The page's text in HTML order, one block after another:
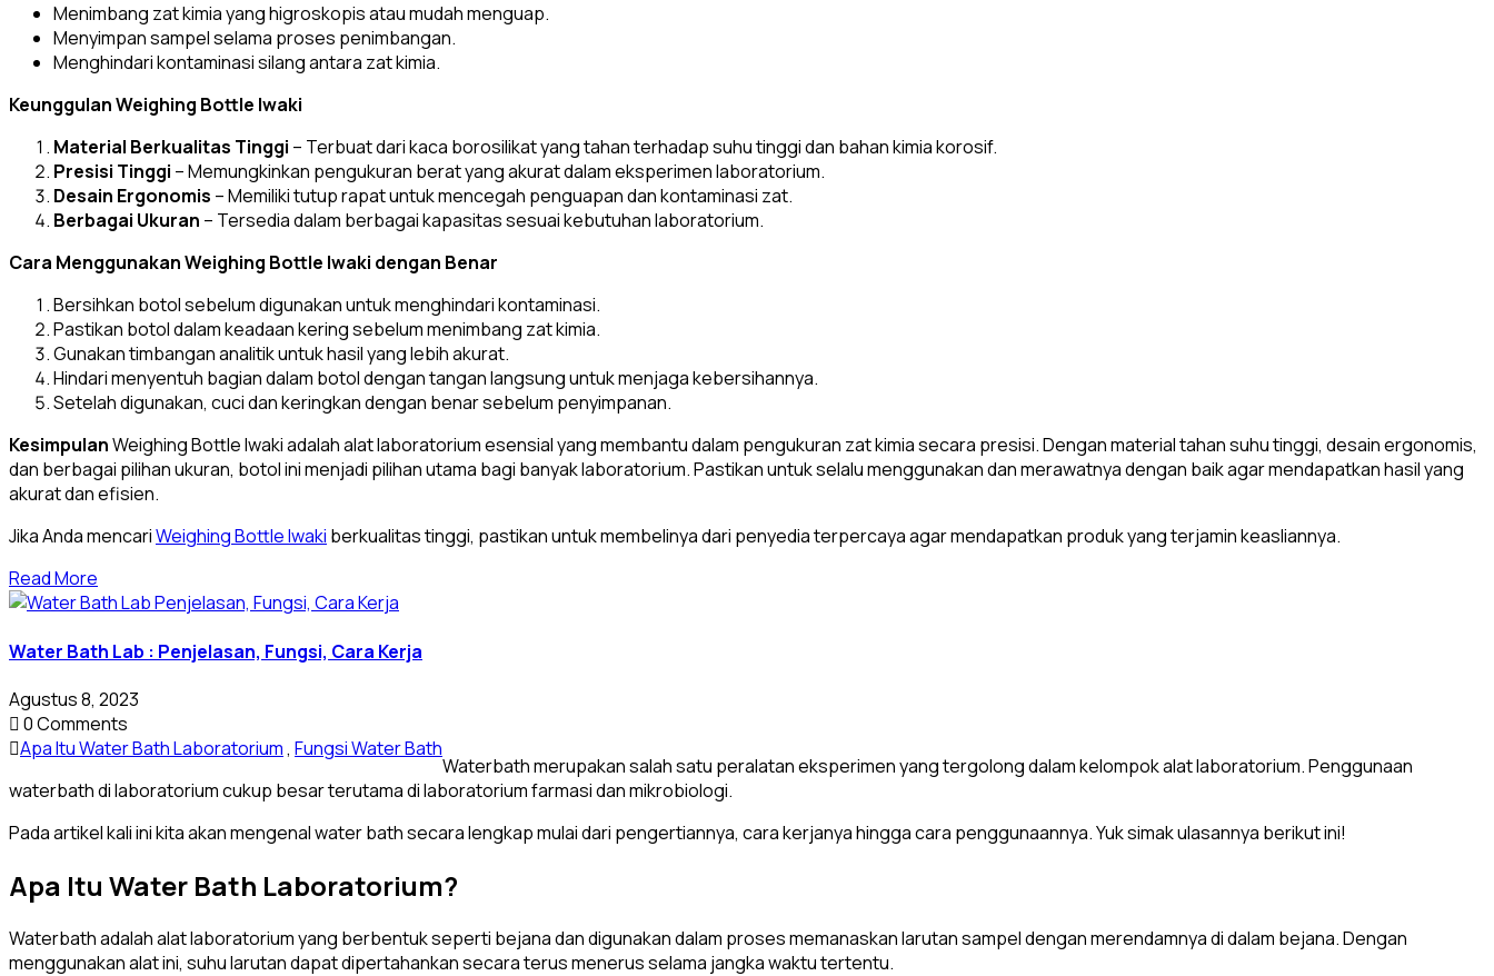
Menimbang zat kimia yang higroskopis atau mudah menguap.
Menyimpan sampel selama proses penimbangan.
Menghindari kontaminasi silang antara zat kimia.
Keunggulan Weighing Bottle Iwaki
Material Berkualitas Tinggi – Terbuat dari kaca borosilikat yang tahan terhadap suhu tinggi dan bahan kimia korosif.
Presisi Tinggi – Memungkinkan pengukuran berat yang akurat dalam eksperimen laboratorium.
Desain Ergonomis – Memiliki tutup rapat untuk mencegah penguapan dan kontaminasi zat.
Berbagai Ukuran – Tersedia dalam berbagai kapasitas sesuai kebutuhan laboratorium.
Cara Menggunakan Weighing Bottle Iwaki dengan Benar
Bersihkan botol sebelum digunakan untuk menghindari kontaminasi.
Pastikan botol dalam keadaan kering sebelum menimbang zat kimia.
Gunakan timbangan analitik untuk hasil yang lebih akurat.
Hindari menyentuh bagian dalam botol dengan tangan langsung untuk menjaga kebersihannya.
Setelah digunakan, cuci dan keringkan dengan benar sebelum penyimpanan.
KesimpulanWeighing Bottle Iwaki adalah alat laboratorium esensial yang membantu dalam pengukuran zat kimia secara presisi. Dengan material tahan suhu tinggi, desain ergonomis,
dan berbagai pilihan ukuran, botol ini menjadi pilihan utama bagi banyak laboratorium. Pastikan untuk selalu menggunakan dan merawatnya dengan baik agar mendapatkan hasil yang
akurat dan efisien.
Jika Anda mencariWeighing Bottle Iwaki berkualitas tinggi, pastikan untuk membelinya dari penyedia terpercaya agar mendapatkan produk yang terjamin keasliannya.
Read More
Water Bath Lab : Penjelasan, Fungsi, Cara Kerja
Agustus 8, 2023
0 Comments
Apa Itu Water Bath Laboratorium, Fungsi Water Bath
Waterbath merupakan salah satu peralatan eksperimen yang tergolong dalam kelompok alat laboratorium. Penggunaan
waterbath di laboratorium cukup besar terutama di laboratorium farmasi dan mikrobiologi.
Pada artikel kali ini kita akan mengenal water bath secara lengkap mulai dari pengertiannya, cara kerjanya hingga cara penggunaannya. Yuk simak ulasannya berikut ini!
Apa Itu Water Bath Laboratorium?
Waterbath adalah alat laboratorium yang berbentuk seperti bejana dan digunakan dalam proses memanaskan larutan sampel dengan merendamnya di dalam bejana. Dengan
menggunakan alat ini, suhu larutan dapat dipertahankan secara terus menerus selama jangka waktu tertentu.